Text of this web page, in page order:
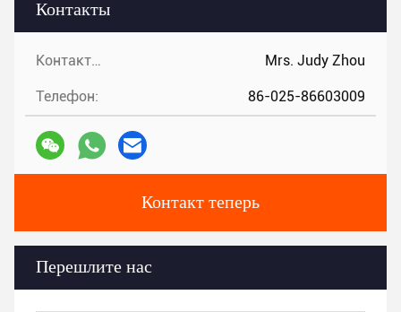
Контакты
Контакты: Mrs. Judy Zhou
Телефон: 86-025-86603009
Контакт теперь
Перешлите нас